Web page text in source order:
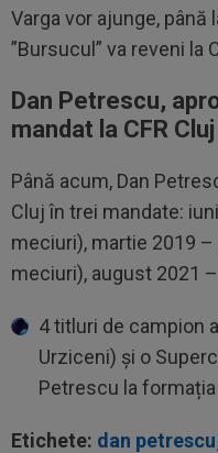
Varga vor ajunge, până
”Bursucul” va reveni la
Dan Petrescu,
mandat la CFR Cluj
Până acum, Dan
Cluj în trei mandate:
meciuri), martie 2019
meciuri), august 2021
4 titluri de campion
Urziceni) și o
Petrescu la formația
Etichete: dan petrescu